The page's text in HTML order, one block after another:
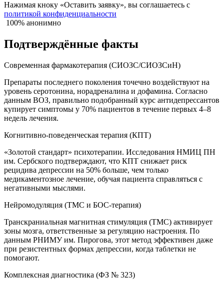
Нажимая кноку «Оставить заявку», вы соглашаетесь с
политикой конфиденциальности
100% анонимно
Подтверждённые факты
Современная фармакотерапия (СИОЗС/СИОЗСиН)
Препараты последнего поколения точечно воздействуют на
уровень серотонина, норадреналина и дофамина. Согласно
данным ВОЗ, правильно подобранный курс антидепрессантов
купирует симптомы у 70% пациентов в течение первых 4–8
недель лечения.
Когнитивно-поведенческая терапия (КПТ)
«Золотой стандарт» психотерапии. Исследования НМИЦ ПН
им. Сербского подтверждают, что КПТ снижает риск
рецидива депрессии на 50% больше, чем только
медикаментозное лечение, обучая пациента справляться с
негативными мыслями.
Нейромодуляция (ТМС и БОС-терапия)
Транскраниальная магнитная стимуляция (ТМС) активирует
зоны мозга, ответственные за регуляцию настроения. По
данным РНИМУ им. Пирогова, этот метод эффективен даже
при резистентных формах депрессии, когда таблетки не
помогают.
Комплексная диагностика (ФЗ № 323)